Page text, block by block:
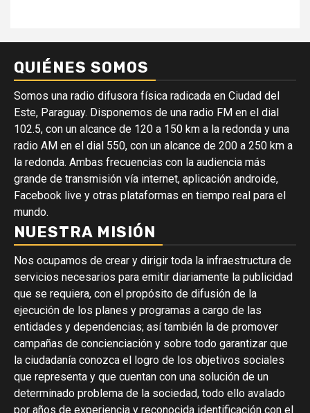
QUIÉNES SOMOS
Somos una radio difusora física radicada en Ciudad del
Este, Paraguay. Disponemos de una radio FM en el dial
102.5, con un alcance de 120 a 150 km a la redonda y una
radio AM en el dial 550, con un alcance de 200 a 250 km a
la redonda. Ambas frecuencias con la audiencia más
grande de transmisión vía internet, aplicación androide,
Facebook live y otras plataformas en tiempo real para el
mundo.
NUESTRA MISIÓN
Nos ocupamos de crear y dirigir toda la infraestructura de
servicios necesarios para emitir diariamente la publicidad
que se requiera, con el propósito de difusión de la
ejecución de los planes y programas a cargo de las
entidades y dependencias; así también la de promover
campañas de concienciación y sobre todo garantizar que
la ciudadanía conozca el logro de los objetivos sociales
que representa y que cuentan con una solución de un
determinado problema de la sociedad, todo ello avalado
por años de experiencia y reconocida identificación con el